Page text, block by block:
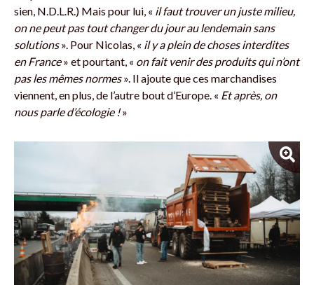
sien, N.D.L.R.) Mais pour lui, « il faut trouver un juste milieu,
on ne peut pas tout changer du jour au lendemain sans
solutions». Pour Nicolas, « il y a plein de choses interdites
en France» et pourtant, « on fait venir des produits qui n’ont
pas les mêmes normes». Il ajoute que ces marchandises
viennent, en plus, de l’autre bout d’Europe. « Et après, on
nous parle d’écologie !»